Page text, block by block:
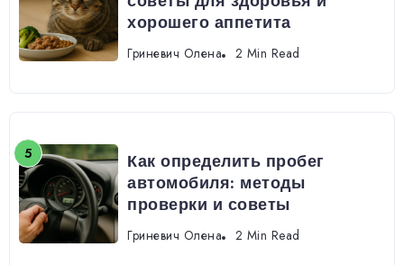
хорошего аппетита
Гриневич Олена 2 Min Read
Как определить пробег
автомобиля: методы
проверки и советы
Гриневич Олена 2 Min Read